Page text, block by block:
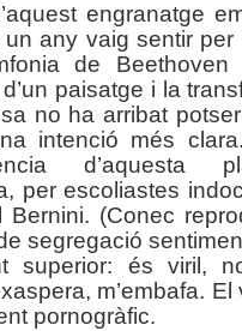
engranatge
any vaig sentir per
de
paisatge i la
no ha arribat
intenció més
per escoliastes
Bernini. (Conec
segregació
superior: és viril,
m’embafa.
pornogràfic.